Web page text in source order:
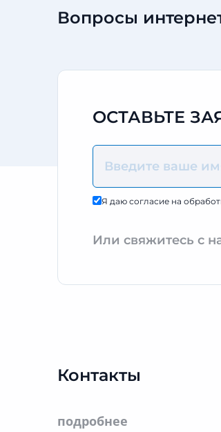
Вопросы
ОСТАВЬТЕ
Я даю согласие на
Или свяжитесь с
Контакты
подробнее